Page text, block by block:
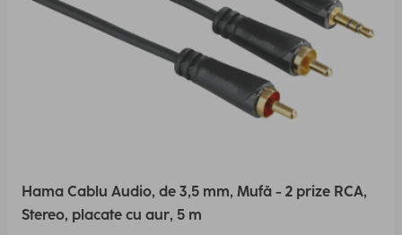
Hama Cablu Audio, de 3,5 mm, Mufă - 2 prize RCA,
Stereo, placate cu aur, 5 m